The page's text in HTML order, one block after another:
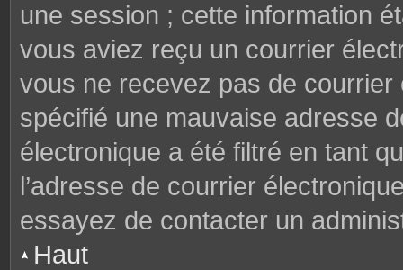
une session ; cette information
vous aviez reçu un courrier
vous ne recevez pas de
spécifié une mauvaise adresse
électronique a été filtré en tant
l’adresse de courrier
essayez de contacter un
Haut